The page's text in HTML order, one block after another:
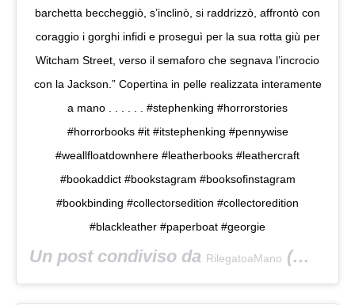
barchetta beccheggiò, s’inclinò, si raddrizzò, affrontò con
coraggio i gorghi infidi e proseguì per la sua rotta giù per
Witcham Street, verso il semaforo che segnava l’incrocio
con la Jackson.” Copertina in pelle realizzata interamente
a mano . . . . . . #stephenking #horrorstories
#horrorbooks #it #itstephenking #pennywise
#weallfloatdownhere #leatherbooks #leathercraft
#bookaddict #bookstagram #booksofinstagram
#bookbinding #collectorsedition #collectoredition
#blackleather #paperboat #georgie
Un post condiviso da RilegatoaMano (@rilegatoamano) in data: